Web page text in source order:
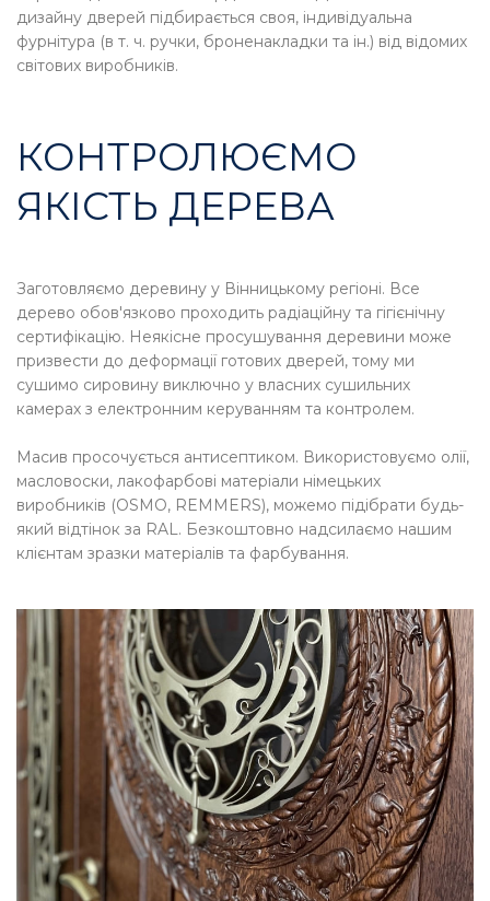
дизайну дверей підбирається своя, індивідуальна
фурнітура (в т. ч. ручки, броненакладки та ін.) від відомих
світових виробників.
КОНТРОЛЮЄМО
ЯКІСТЬ ДЕРЕВА
Заготовляємо деревину у Вінницькому регіоні. Все
дерево обов'язково проходить радіаційну та гігієнічну
сертифікацію. Неякісне просушування деревини може
призвести до деформації готових дверей, тому ми
сушимо сировину виключно у власних сушильних
камерах з електронним керуванням та контролем.
Масив просочується антисептиком. Використовуємо олії,
масловоски, лакофарбові матеріали німецьких
виробників (OSMO, REMMERS), можемо підібрати будь-
який відтінок за RAL. Безкоштовно надсилаємо нашим
клієнтам зразки матеріалів та фарбування.